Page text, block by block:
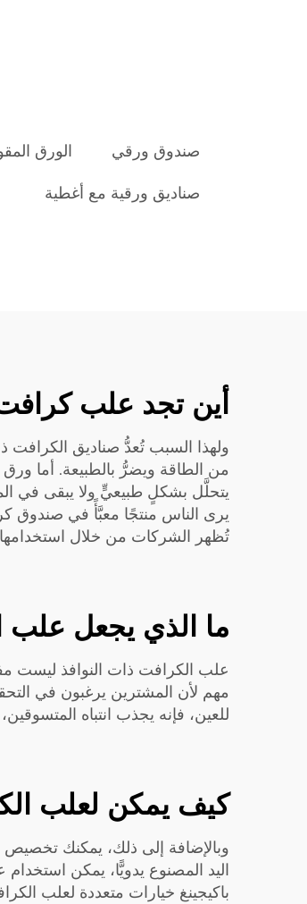
صندوق ورقي الورق
صناديق ورقية مع أغطية
أين تجد علب كرافت
ولهذا السبب تُعدُّ صناديق الكرافت
من الطاقة ويضرُّ بالطبيعة. أما
يتحلَّل بشكلٍ طبيعيٍّ ولا يبقى في
يرى الناس منتجًا معبَّأً في صندوق
تُظهر الشركات من خلال استخدامها
ما الذي يجعل علب
علب الكرافت ذات النوافذ ليست
مهم لأن المشترين يرغبون في
للعين، فإنه يجذب انتباه
كيف يمكن لعلب
وبالإضافة إلى ذلك، يمكنك تخصيص
اليد المصنوع يدويًّا، يمكن
باكيجينغ خيارات متعددة لعلب